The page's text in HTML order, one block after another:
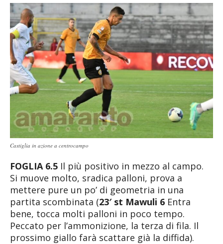
Castiglia in azione a centrocampo
FOGLIA 6.5 Il più positivo in mezzo al campo.
Si muove molto, sradica palloni, prova a
mettere pure un po’ di geometria in una
partita scombinata (23′ st Mawuli 6 Entra
bene, tocca molti palloni in poco tempo.
Peccato per l’ammonizione, la terza di fila. Il
prossimo giallo farà scattare già la diffida).